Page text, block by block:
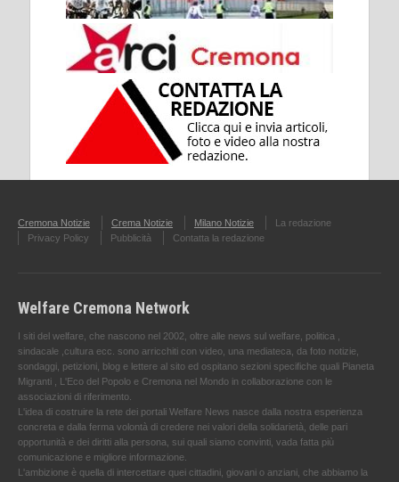
Cremona Notizie Crema Notizie Milano Notizie
La redazione
Privacy Policy
Pubblicità Contatta la redazione
Welfare Cremona Network
I siti del welfare, che nascono nel 2002, oltre alle news sul welfare, politica ,
sindacale ,cultura ecc. sono arricchiti con video, una mediateca, da foto notizie,
sondaggi, petizioni, blog e lettere al sito ed ospitano sezioni specifiche quali Pianeta
Migranti , L'Eco del Popolo e Cremona nel Mondo in collaborazione con le
associazioni di riferimento.
L'idea di costruire la rete dei portali Welfare News nasce dalla nostra esperienza
concreta e dalla ferma volontà di credere nei valori della solidarietà, delle pari
opportunità e dei diritti alla persona, sui quali siamo convinti, vada fatta più
comunicazione e migliore informazione.
L'ambizione è quella di intercettare quei cittadini, giovani o anziani, che abbiamo la